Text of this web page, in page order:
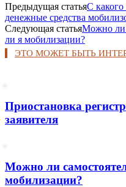
Предыдущая статьяС какого
денежные средства
Следующая статьяМожно ли
ли я мобилизации?
ЭТО МОЖЕТ БЫТЬ
Приостановка
заявителя
Можно ли
мобилизации?